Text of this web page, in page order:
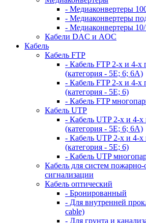
- Медиаконвертеры
- Медиаконвертеры
- Медиаконвертеры
Кабели DAC и AOC
Кабель
Кабель FTP
- Кабель FTP 2-х и 4-
(категория - 5Е; 6; 6А)
- Кабель FTP 2-х и 4-
(категория - 5Е; 6)
- Кабель FTP
Кабель UTP
- Кабель UTP 2-х и 4-
(категория - 5Е; 6; 6А)
- Кабель UTP 2-х и 4-
(категория - 5Е; 6)
- Кабель UTP
Кабель для систем
сигнализации
Кабель оптический
- Бронированный
- Для внутренней
cable)
- Для грунта и